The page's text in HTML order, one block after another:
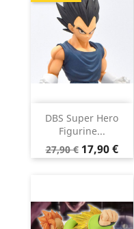
DBS Super Hero
Figurine...
Prix
de
27,90 € Prix
17,90 €